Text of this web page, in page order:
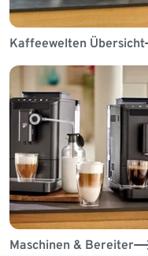
Kaffeewelten Übersicht
Maschinen & Bereiter